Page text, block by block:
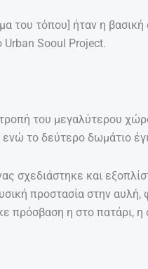
του τόπου] ήταν η
Urban Sooul Project.
του μεγαλύτερου
το δεύτερο δωμάτιο
σχεδιάστηκε και
προστασία στην αυλή,
πρόσβαση η στο πατάρι, η